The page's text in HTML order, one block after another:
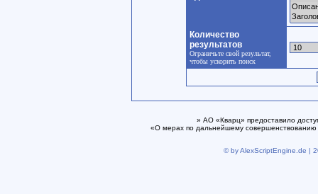
Количество
результатов
Ограничьте свой результат,
чтобы ускорить поиск
» АО «Кварц» предоставило
«О мерах по дальнейшему совершенствованию
© by AlexScriptEngine.de |